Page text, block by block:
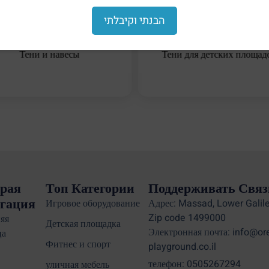
Тени и навесы Тени для детских
Топ Категории
Игровое оборудование
Детская площадка
Фитнес и спорт
уличная мебель
Поддерживать
Адрес: Massad, Lower
Zip code 1499000
Электронная почта:
playground.co.il
телефон: 0505267294
הבנתי וקיבלתי